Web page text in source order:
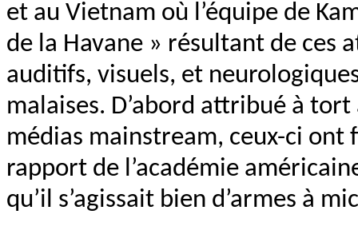
et au Vietnam où l’équipe de
de la Havane » résultant de ces
auditifs, visuels, et
malaises. D’abord attribué à
médias mainstream, ceux-ci
rapport de l’académie
qu’il s’agissait bien d’armes à